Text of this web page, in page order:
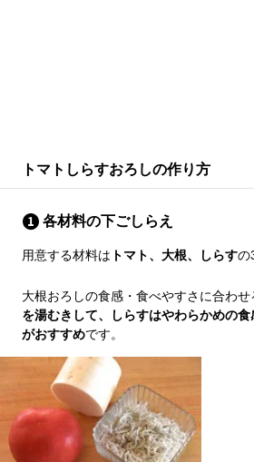
トマトしらすおろしの作り方
各材料の下ごしらえ
用意する材料は トマト、大根、しらすの
大根おろしの食感・食べやすさに合わせ
を湯むきして、しらすはやわらかめの
がおすすめです。